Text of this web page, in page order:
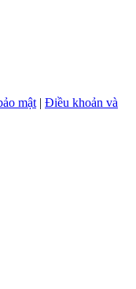
mật | Điều khoản và